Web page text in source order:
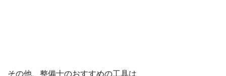
その他、整備士のおすすめの工具は